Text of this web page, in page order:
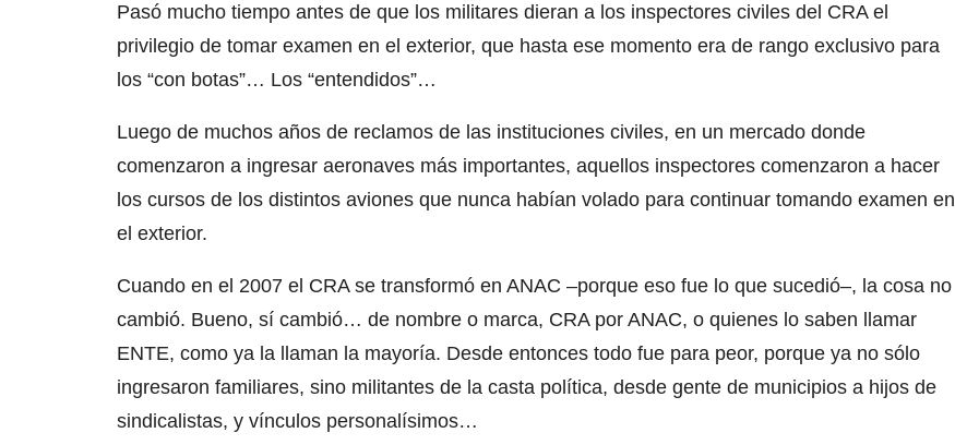
Pasó mucho tiempo antes de que los militares dieran a los inspectores civiles del CRA el
privilegio de tomar examen en el exterior, que hasta ese momento era de rango exclusivo para
los “con botas”… Los “entendidos”…
Luego de muchos años de reclamos de las instituciones civiles, en un mercado donde
comenzaron a ingresar aeronaves más importantes, aquellos inspectores comenzaron a hacer
los cursos de los distintos aviones que nunca habían volado para continuar tomando examen en
el exterior.
Cuando en el 2007 el CRA se transformó en ANAC –porque eso fue lo que sucedió–, la cosa no
cambió. Bueno, sí cambió… de nombre o marca, CRA por ANAC, o quienes lo saben llamar
ENTE, como ya la llaman la mayoría. Desde entonces todo fue para peor, porque ya no sólo
ingresaron familiares, sino militantes de la casta política, desde gente de municipios a hijos de
sindicalistas, y vínculos personalísimos…